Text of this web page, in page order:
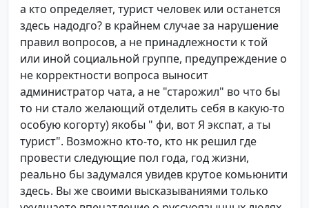
а кто определяет, турист человек или останется
здесь надодго? в крайнем случае за нарушение
правил вопросов, а не принадлежности к той
или иной социальной группе, предупреждение о
не корректности вопроса выносит
администратор чата, а не "старожил" во что бы
то ни стало желающий отделить себя в какую-то
особую когорту) якобы " фи, вот Я экспат, а ты
турист". Возможно кто-то, кто нк решил где
провести следующие пол года, год жизни,
реально бы задумался увидев крутое комьюнити
здесь. Вы же своими высказываниями только